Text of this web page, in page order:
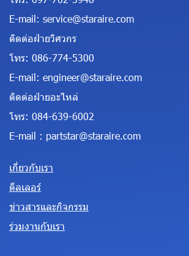
E-mail: service@staraire.com
ติดต่อฝ่ายวิศวกร
โทร: 086-774-5300
E-mail: engineer@staraire.com
ติดต่อฝ่ายอะไหล่
โทร: 084-639-6002
E-mail : partstar@staraire.com
เกี่ยวกับเรา
ดีลเลอร์
ข่าวสารและกิจกรรม
ร่วมงานกับเรา